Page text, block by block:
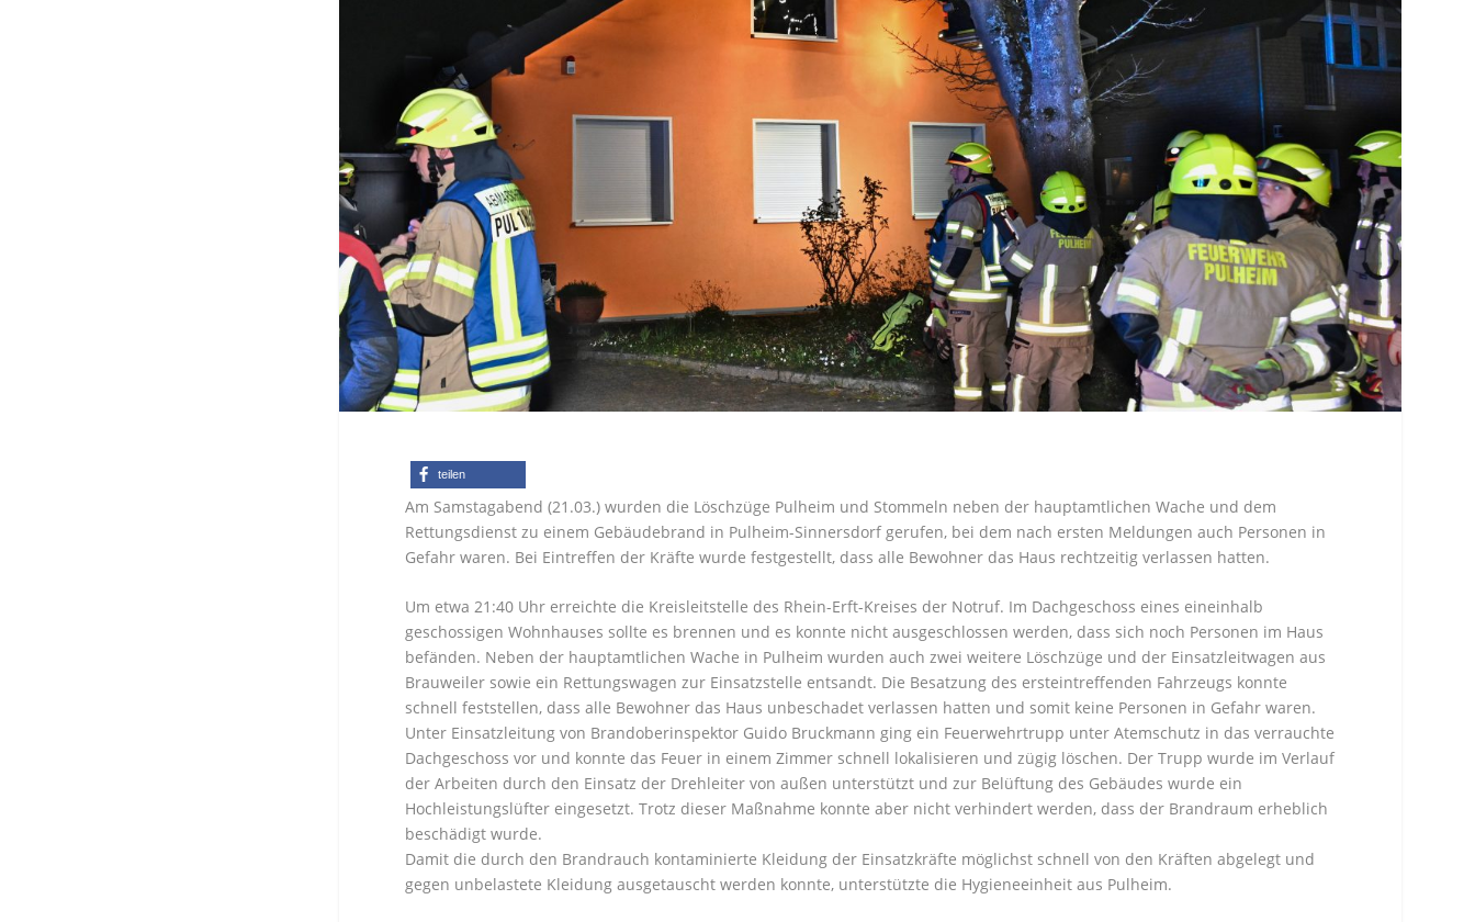
teilen
Am Samstagabend (21.03.) wurden die Löschzüge Pulheim und Stommeln neben der hauptamtlichen Wache und dem
Rettungsdienst zu einem Gebäudebrand in Pulheim-Sinnersdorf gerufen, bei dem nach ersten Meldungen auch Personen in
Gefahr waren. Bei Eintreffen der Kräfte wurde festgestellt, dass alle Bewohner das Haus rechtzeitig verlassen hatten.
Um etwa 21:40 Uhr erreichte die Kreisleitstelle des Rhein-Erft-Kreises der Notruf. Im Dachgeschoss eines eineinhalb
geschossigen Wohnhauses sollte es brennen und es konnte nicht ausgeschlossen werden, dass sich noch Personen im Haus
befänden. Neben der hauptamtlichen Wache in Pulheim wurden auch zwei weitere Löschzüge und der Einsatzleitwagen aus
Brauweiler sowie ein Rettungswagen zur Einsatzstelle entsandt. Die Besatzung des ersteintreffenden Fahrzeugs konnte
schnell feststellen, dass alle Bewohner das Haus unbeschadet verlassen hatten und somit keine Personen in Gefahr waren.
Unter Einsatzleitung von Brandoberinspektor Guido Bruckmann ging ein Feuerwehrtrupp unter Atemschutz in das verrauchte
Dachgeschoss vor und konnte das Feuer in einem Zimmer schnell lokalisieren und zügig löschen. Der Trupp wurde im Verlauf
der Arbeiten durch den Einsatz der Drehleiter von außen unterstützt und zur Belüftung des Gebäudes wurde ein
Hochleistungslüfter eingesetzt. Trotz dieser Maßnahme konnte aber nicht verhindert werden, dass der Brandraum erheblich
beschädigt wurde.
Damit die durch den Brandrauch kontaminierte Kleidung der Einsatzkräfte möglichst schnell von den Kräften abgelegt und
gegen unbelastete Kleidung ausgetauscht werden konnte, unterstützte die Hygieneeinheit aus Pulheim.